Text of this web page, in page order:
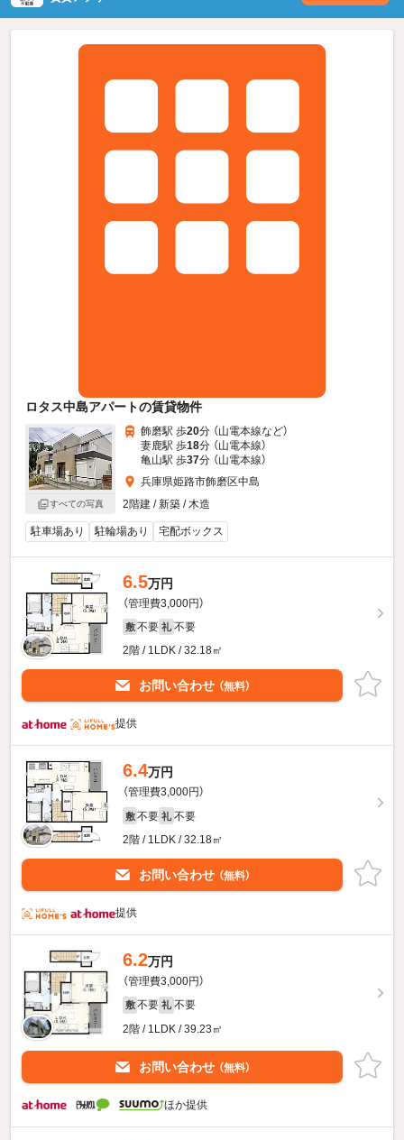
ロタス中島アパートの賃貸物件
すべての写真
飾磨駅 歩20分 （山電本線など）
妻鹿駅 歩18分 （山電本線）
亀山駅 歩37分 （山電本線）
兵庫県姫路市飾磨区中島
2階建 / 新築 / 木造
駐車場あり 駐輪場あり 宅配ボックス
6.5万円
（管理費3,000円）
敷 不要 礼 不要
2階 / 1LDK / 32.18㎡
お問い合わせ （無料）
提供
6.4万円
（管理費3,000円）
敷 不要 礼 不要
2階 / 1LDK / 32.18㎡
お問い合わせ （無料）
提供
6.2万円
（管理費3,000円）
敷 不要 礼 不要
2階 / 1LDK / 39.23㎡
お問い合わせ （無料）
ほか提供